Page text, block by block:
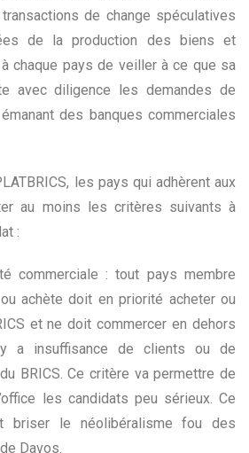
de change spéculatives
de la production des biens et
chaque pays de veiller à ce que sa
avec diligence les demandes de
des banques commerciales
les pays qui adhèrent aux
au moins les critères suivants à
:
commerciale : tout pays membre
achète doit en priorité acheter ou
et ne doit commercer en dehors
a insuffisance de clients ou de
BRICS. Ce critère va permettre de
les candidats peu sérieux. Ce
briser le néolibéralisme fou des
Davos.